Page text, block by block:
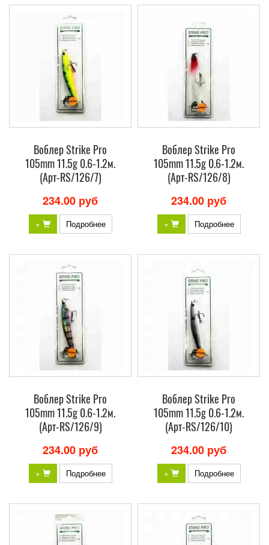
Воблер Strike Pro
105mm 11.5g 0.6-1.2м.
(Арт-RS/126/7)
234.00 руб
+ Подробнее
Воблер Strike Pro
105mm 11.5g 0.6-1.2м.
(Арт-RS/126/8)
234.00 руб
+ Подробнее
Воблер Strike Pro
105mm 11.5g 0.6-1.2м.
(Арт-RS/126/9)
234.00 руб
+ Подробнее
Воблер Strike Pro
105mm 11.5g 0.6-1.2м.
(Арт-RS/126/10)
234.00 руб
+ Подробнее